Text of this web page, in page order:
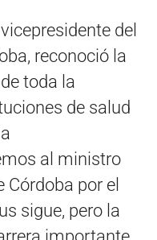
del
reconoció la
toda la
de salud
al ministro
Córdoba por el
sigue, pero la